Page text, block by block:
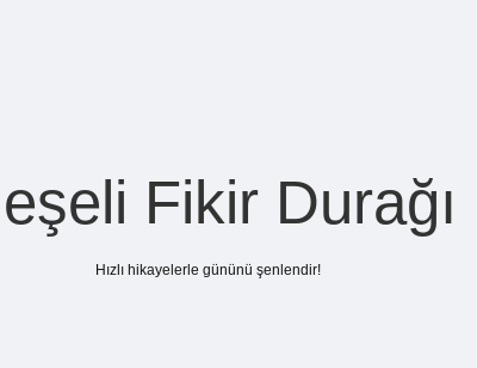
Fikir Durağı
Hızlı hikayelerle gününü şenlendir!